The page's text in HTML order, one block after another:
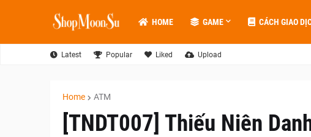
HOME GAME CÁCH GIAO
Latest Popular Liked Upload
Home ATM
[TNDT007] Thiếu Niên